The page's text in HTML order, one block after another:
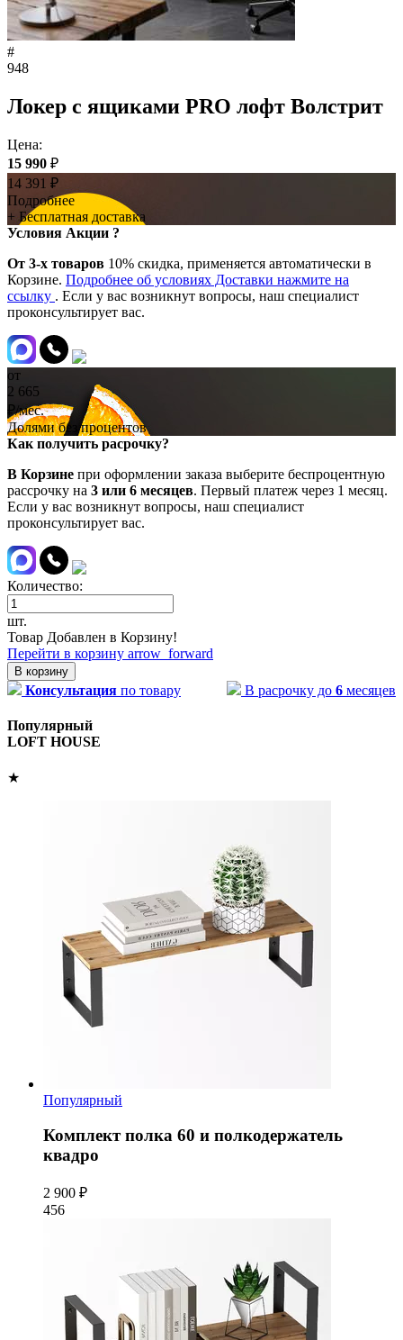
#
948
Локер с ящиками PRO лофт Волстрит
Цена:
15 990 ₽
14 391 ₽
Подробнее
+ Бесплатная доставка
Условия Акции ?
От 3-х товаров 10% скидка, применяется автоматически в
Корзине. Подробнее об условиях Доставки нажмите на
ссылку . Если у вас возникнут вопросы, наш специалист
проконсультирует вас.
от
2 665
₽/мес.
Долями без процентов
Как получить расрочку?
В Корзине при оформлении заказа выберите беспроцентную
рассрочку на 3 или 6 месяцев. Первый платеж через 1 месяц.
Если у вас возникнут вопросы, наш специалист
проконсультирует вас.
Количество:
шт.
Товар Добавлен в Корзину!
Перейти в корзину arrow_forward
В корзину
Консультация по товару В расрочку до 6 месяцев
Популярный
LOFT HOUSE
★
Популярный
Комплект полка 60 и полкодержатель
квадро
2 900 ₽
456